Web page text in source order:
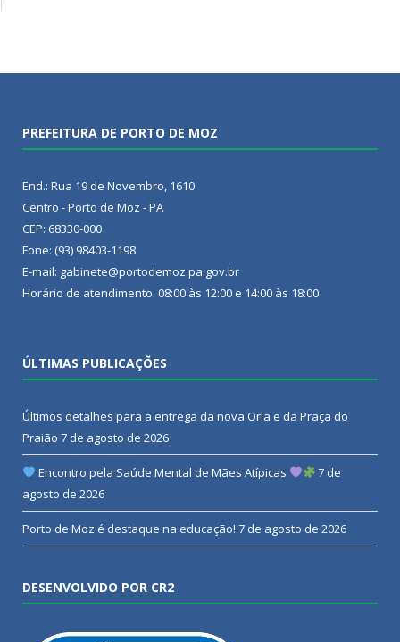
PREFEITURA DE PORTO DE MOZ
End.: Rua 19 de Novembro, 1610
Centro - Porto de Moz - PA
CEP: 68330-000
Fone: (93) 98403-1198
E-mail: gabinete@portodemoz.pa.gov.br
Horário de atendimento: 08:00 às 12:00 e 14:00 às 18:00
ÚLTIMAS PUBLICAÇÕES
Últimos detalhes para a entrega da nova Orla e da Praça do
Praião 7 de agosto de 2026
Encontro pela Saúde Mental de Mães Atípicas
7 de
agosto de 2026
Porto de Moz é destaque na educação! 7 de agosto de 2026
DESENVOLVIDO POR CR2